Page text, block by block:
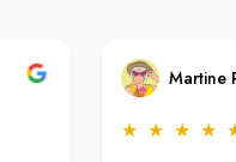
Martine
★ ★ ★ ★